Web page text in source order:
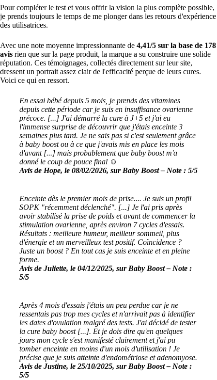
Pour compléter le test et vous offrir la vision la plus complète possible,
je prends toujours le temps de me plonger dans les retours d'expérience
des utilisatrices.
Avec une note moyenne impressionnante de 4,41/5 sur la base de 178
avis rien que sur la page produit, la marque a su construire une solide
réputation. Ces témoignages, collectés directement sur leur site,
dressent un portrait assez clair de l'efficacité perçue de leurs cures.
Voici ce qui en ressort.
En essai bébé depuis 5 mois, je prends des vitamines
depuis cette période car je suis en insuffisance ovarienne
précoce. [...] J'ai démarré la cure à J+5 et j'ai eu
l'immense surprise de découvrir que j'étais enceinte 3
semaines plus tard. Je ne sais pas si c'est seulement grâce
à baby boost ou à ce que j'avais mis en place les mois
d'avant [...] mais probablement que baby boost m'a
donné le coup de pouce final ☺️
Avis de Hope, le 08/02/2026, sur Baby Boost – Note : 5/5
Enceinte dès le premier mois de prise.... Je suis un profil
SOPK "récemment déclenché". [...] Je l'ai pris après
avoir stabilisé la prise de poids et avant de commencer la
stimulation ovarienne, après environ 7 cycles d'essais.
Résultats : meilleure humeur, meilleur sommeil, plus
d'énergie et un merveilleux test positif. Coïncidence ?
Juste un boost ? En tout cas je suis enceinte et en pleine
forme.
Avis de Juliette, le 04/12/2025, sur Baby Boost – Note :
5/5
Après 4 mois d'essais j'étais un peu perdue car je ne
ressentais pas trop mes cycles et n'arrivait pas à identifier
les dates d'ovulation malgré des tests. J'ai décidé de tester
la cure baby boost [...]. Et je dois dire qu'en quelques
jours mon cycle s'est manifesté clairement et j'ai pu
tomber enceinte en moins d'un mois d'utilisation ! Je
précise que je suis atteinte d'endométriose et adenomyose.
Avis de Justine, le 25/10/2025, sur Baby Boost – Note :
5/5